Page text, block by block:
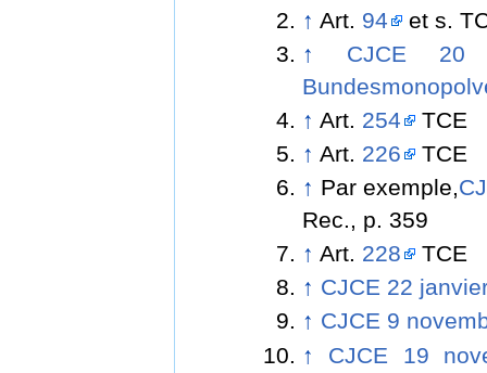
↑ Art. 94
et s.
↑
CJCE 20
↑ Art. 254
TCE
↑ Art. 226
TCE
↑ Par exemple,
Rec., p. 359
↑ Art. 228
TCE
↑ CJCE 22
↑ CJCE 9
↑
CJCE 19